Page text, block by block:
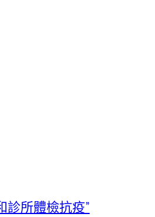
診所體檢抗疫”